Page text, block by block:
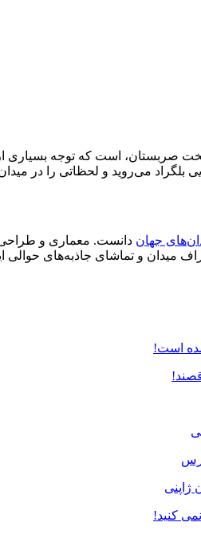
صربستان، است که توجه بسیاری
بلگراد می‌روید و لحظاتی را در
جهان دانست. معماری و طراحی
میدان و تماشای جاذبه‌های
است!
ژاپنی
کنید!